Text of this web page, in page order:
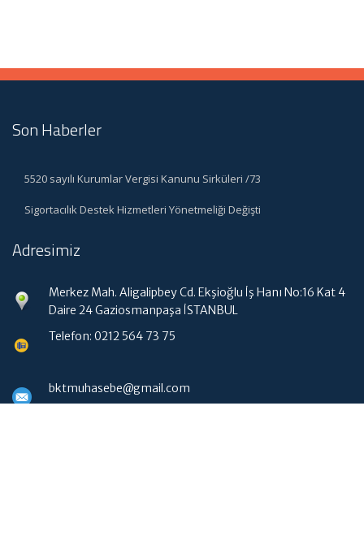
Son Haberler
5520 sayılı Kurumlar Vergisi Kanunu Sirküleri /73
Sigortacılık Destek Hizmetleri Yönetmeliği Değişti
Adresimiz
Merkez Mah. Aligalipbey Cd. Ekşioğlu İş Hanı No:16 Kat 4
Daire 24 Gaziosmanpaşa İSTANBUL
Telefon: 0212 564 73 75
bktmuhasebe@gmail.com